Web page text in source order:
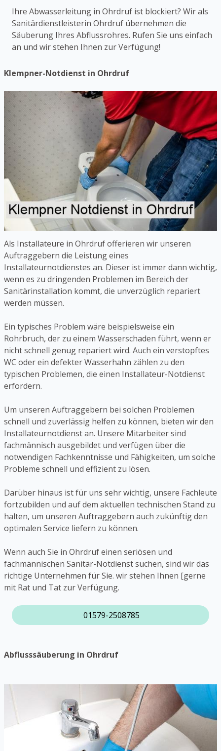
Ihre Abwasserleitung in Ohrdruf ist blockiert? Wir als
Sanitärdienstleisterin Ohrdruf übernehmen die
Säuberung Ihres Abflussrohres. Rufen Sie uns einfach
an und wir stehen Ihnen zur Verfügung!
Klempner-Notdienst in Ohrdruf
Als Installateure in Ohrdruf offerieren wir unseren
Auftraggebern die Leistung eines
Installateurnotdienstes an. Dieser ist immer dann wichtig,
wenn es zu dringenden Problemen im Bereich der
Sanitärinstallation kommt, die unverzüglich repariert
werden müssen.
Ein typisches Problem wäre beispielsweise ein
Rohrbruch, der zu einem Wasserschaden führt, wenn er
nicht schnell genug repariert wird. Auch ein verstopftes
WC oder ein defekter Wasserhahn zählen zu den
typischen Problemen, die einen Installateur-Notdienst
erfordern.
Um unseren Auftraggebern bei solchen Problemen
schnell und zuverlässig helfen zu können, bieten wir den
Installateurnotdienst an. Unsere Mitarbeiter sind
fachmännisch ausgebildet und verfügen über die
notwendigen Fachkenntnisse und Fähigkeiten, um solche
Probleme schnell und effizient zu lösen.
Darüber hinaus ist für uns sehr wichtig, unsere Fachleute
fortzubilden und auf dem aktuellen technischen Stand zu
halten, um unseren Auftraggebern auch zukünftig den
optimalen Service liefern zu können.
Wenn auch Sie in Ohrdruf einen seriösen und
fachmännischen Sanitär-Notdienst suchen, sind wir das
richtige Unternehmen für Sie. wir stehen Ihnen [gerne
mit Rat und Tat zur Verfügung.
01579-2508785
Abflusssäuberung in Ohrdruf